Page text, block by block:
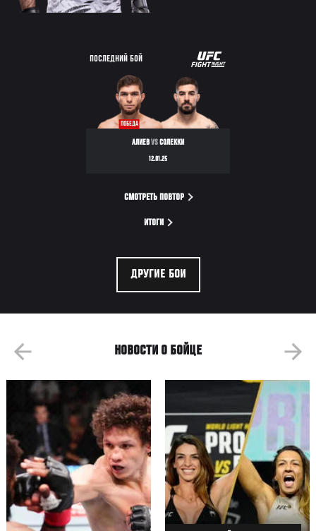
ПОСЛЕДНИЙ БОЙ
UFC
FIGHT
NIGHT
ПОБЕДА
АЛИЕВVSСОЛЕККИ
12.01.25
СМОТРЕТЬ ПОВТОР
ИТОГИ
ДРУГИЕ БОИ
НОВОСТИ О БОЙЦЕ